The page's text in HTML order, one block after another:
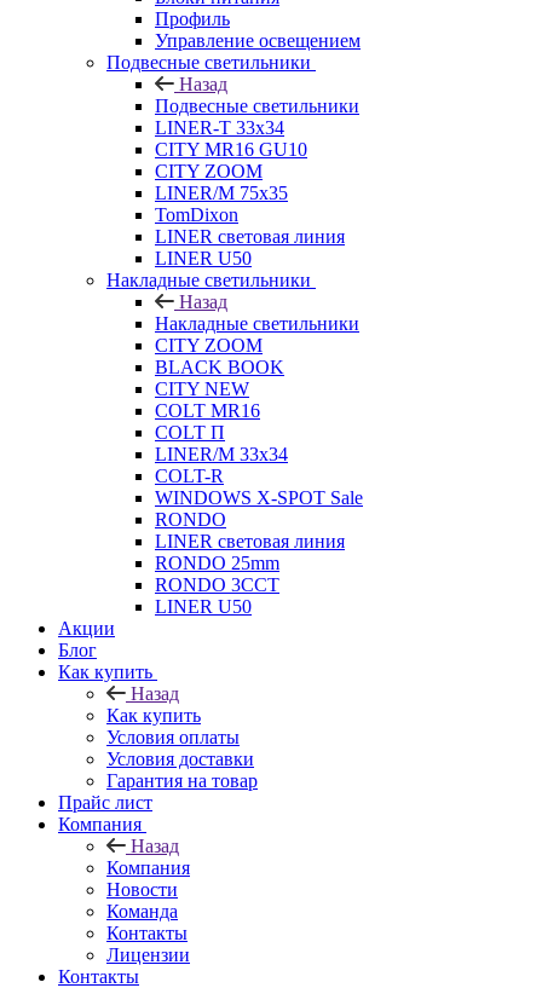
Профиль
Управление освещением
Подвесные светильники
Назад
Подвесные светильники
LINER-T 33x34
CITY MR16 GU10
CITY ZOOM
LINER/M 75х35
TomDixon
LINER световая линия
LINER U50
Накладные светильники
Назад
Накладные светильники
CITY ZOOM
BLACK BOOK
CITY NEW
COLT MR16
COLT П
LINER/М 33х34
COLT-R
WINDOWS X-SPOT Sale
RONDO
LINER световая линия
RONDO 25mm
RONDO 3CCT
LINER U50
Акции
Блог
Как купить
Назад
Как купить
Условия оплаты
Условия доставки
Гарантия на товар
Прайс лист
Компания
Назад
Компания
Новости
Команда
Контакты
Лицензии
Контакты